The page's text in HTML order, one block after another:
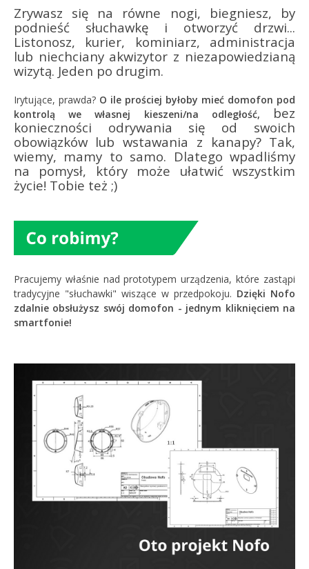
Zrywasz się na równe nogi, biegniesz, by
podnieść słuchawkę i otworzyć drzwi...
Listonosz, kurier, kominiarz, administracja
lub niechciany akwizytor z niezapowiedzianą
wizytą. Jeden po drugim.
Irytujące, prawda? O ile prościej byłoby mieć domofon pod
kontrolą we własnej kieszeni/na odległość,
bez
konieczności odrywania się od swoich
obowiązków lub wstawania z kanapy? Tak,
wiemy, mamy to samo. Dlatego wpadliśmy
na pomysł, który może ułatwić wszystkim
życie! Tobie też ;)
Pracujemy właśnie nad prototypem urządzenia, które zastąpi
tradycyjne "słuchawki" wiszące w przedpokoju. Dzięki Nofo
zdalnie obsłużysz swój domofon - jednym kliknięciem na
smartfonie!